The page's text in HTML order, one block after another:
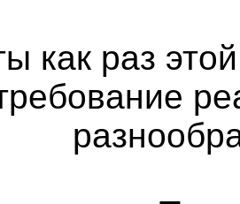
как раз